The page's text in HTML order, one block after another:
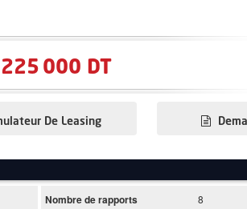
225 000 DT
De Leasing
Nombre de rapports 8